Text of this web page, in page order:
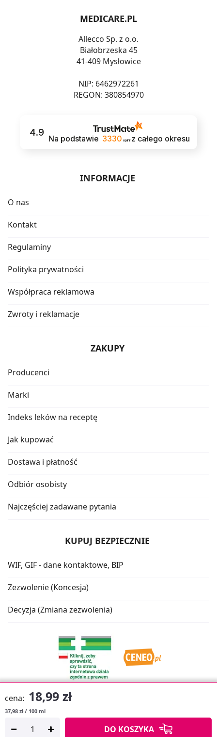
cena: 18,99 zł
37,98 zł / 100 ml
DO KOSZYKA
MEDICARE.PL
Allecco Sp. z o.o.
Białobrzeska 45
41-409 Mysłowice
NIP: 6462972261
REGON: 380854970
4.9
Na podstawie 3330 opinii z całego okresu
INFORMACJE
O nas
Kontakt
Regulaminy
Polityka prywatności
Współpraca reklamowa
Zwroty i reklamacje
ZAKUPY
Producenci
Marki
Indeks leków na receptę
Jak kupować
Dostawa i płatność
Odbiór osobisty
Najczęściej zadawane pytania
KUPUJ BEZPIECZNIE
WIF, GIF - dane kontaktowe, BIP
Zezwolenie (Koncesja)
Decyzja (Zmiana zezwolenia)
Copyright © 2026
APTUSSHOP
Projekt strony: MEDICARE.PL iAPTUS.PL